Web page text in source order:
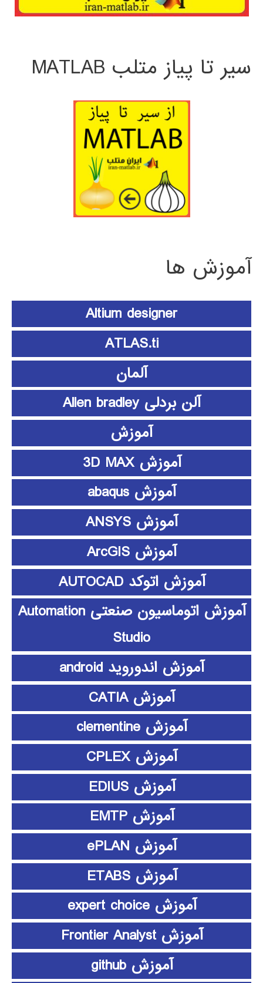
سیر تا پیاز متلب MATLAB
آموزش ها
Altium designer
ATLAS.ti
آلمان
آلن بردلی Allen bradley
آموزش
آموزش 3D MAX
آموزش abaqus
آموزش ANSYS
آموزش ArcGIS
آموزش اتوکد AUTOCAD
آموزش اتوماسیون صنعتی Automation
Studio
آموزش اندوروید android
آموزش CATIA
آموزش clementine
آموزش CPLEX
آموزش EDIUS
آموزش EMTP
آموزش ePLAN
آموزش ETABS
آموزش expert choice
آموزش Frontier Analyst
آموزش github